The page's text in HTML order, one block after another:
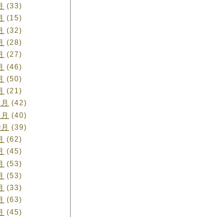
(33)
(15)
(32)
(28)
(27)
(46)
(50)
(21)
(42)
(40)
(39)
(62)
(45)
(53)
(53)
(33)
(63)
(45)